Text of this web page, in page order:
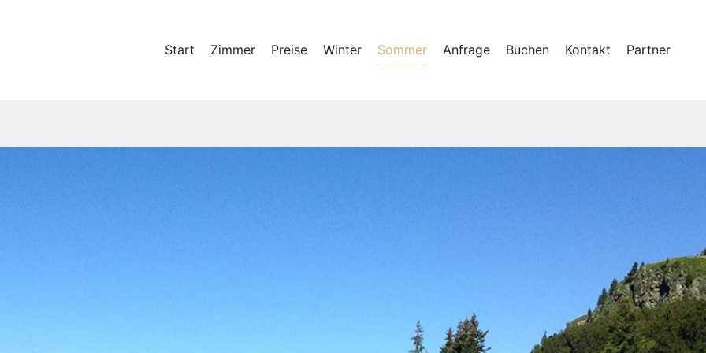
Start Zimmer Preise Winter Sommer Anfrage Buchen Kontakt Partner